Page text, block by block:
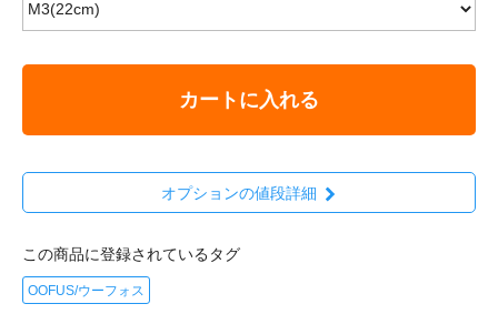
カートに入れる
オプションの値段詳細
この商品に登録されているタグ
OOFUS/ウーフォス